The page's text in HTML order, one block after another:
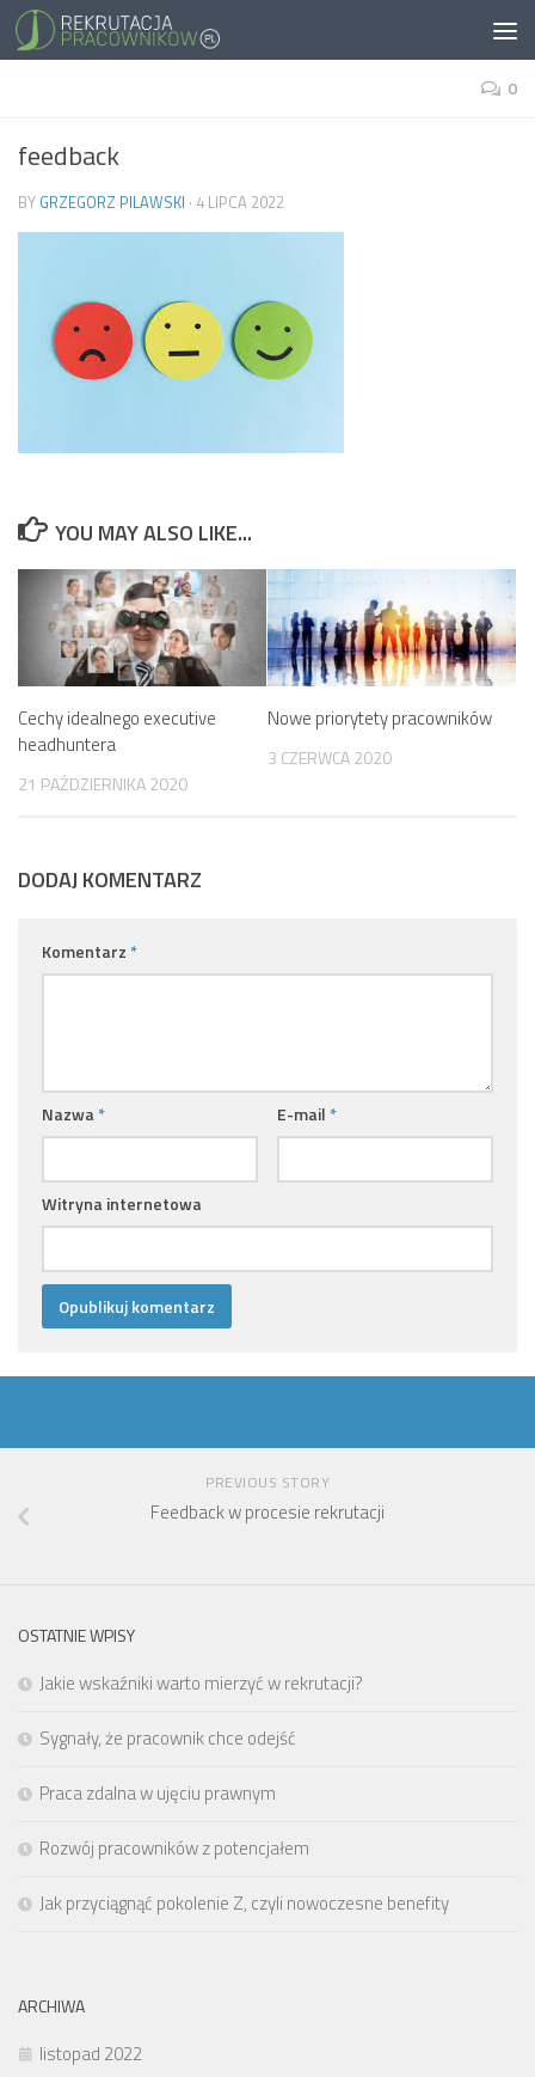
0
feedback
BY GRZEGORZ PILAWSKI · 4 LIPCA 2022
YOU MAY ALSO LIKE...
Cechy idealnego executive
headhuntera
21 PAŹDZIERNIKA 2020
Nowe priorytety pracowników
3 CZERWCA 2020
DODAJ KOMENTARZ
Komentarz *
Nazwa * E-mail *
Witryna internetowa
PREVIOUS STORY
Feedback w procesie rekrutacji
OSTATNIE WPISY
Jakie wskaźniki warto mierzyć w rekrutacji?
Sygnały, że pracownik chce odejść
Praca zdalna w ujęciu prawnym
Rozwój pracowników z potencjałem
Jak przyciągnąć pokolenie Z, czyli nowoczesne benefity
ARCHIWA
listopad 2022